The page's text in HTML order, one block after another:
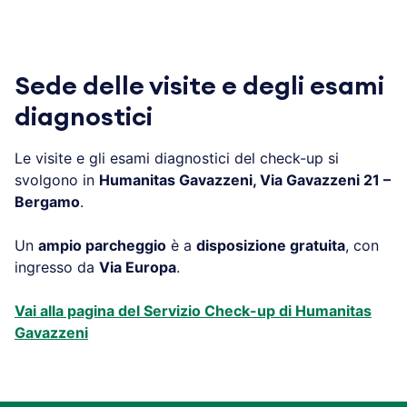
Sede delle visite e degli esami
diagnostici
Le visite e gli esami diagnostici del check-up si
svolgono in Humanitas Gavazzeni, Via Gavazzeni 21 –
Bergamo.
Un ampio parcheggio è a disposizione gratuita, con
ingresso da Via Europa.
Vai alla pagina del Servizio Check-up di Humanitas
Gavazzeni